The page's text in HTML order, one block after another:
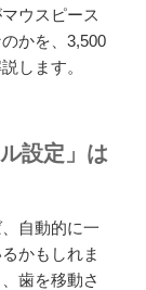
ウスピース
かを、3,500
します。
設定」は
自動的に一
かもしれま
歯を移動さ